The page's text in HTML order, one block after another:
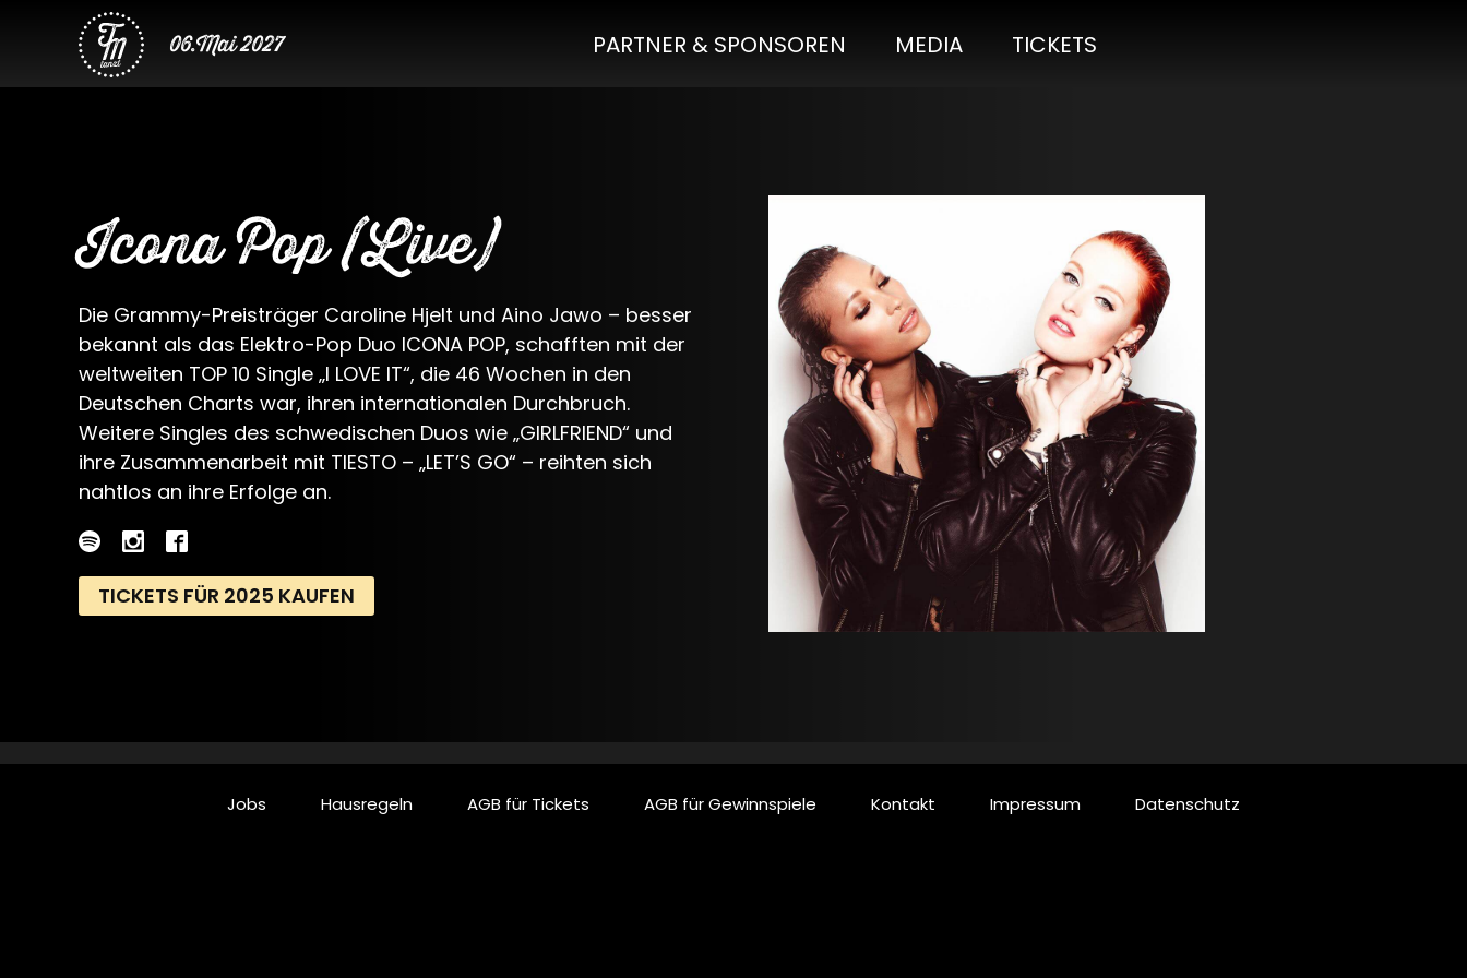
06.Mai 2027 PARTNER & SPONSOREN MEDIA TICKETS
Icona Pop (Live)
Die Grammy-Preisträger Caroline Hjelt und Aino Jawo – besser
bekannt als das Elektro-Pop Duo ICONA POP, schafften mit der
weltweiten TOP 10 Single „I LOVE IT“, die 46 Wochen in den
Deutschen Charts war, ihren internationalen Durchbruch.
Weitere Singles des schwedischen Duos wie „GIRLFRIEND“ und
ihre Zusammenarbeit mit TIESTO – „LET’S GO“ – reihten sich
nahtlos an ihre Erfolge an.
TICKETS FÜR 2025 KAUFEN
Jobs Hausregeln AGB für Tickets AGB für Gewinnspiele Kontakt Impressum Datenschutz